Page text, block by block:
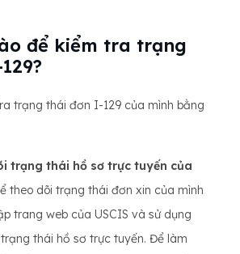
để kiểm tra trạng
trạng thái đơn I-129 của mình bằng
trạng thái hồ sơ trực tuyến của
theo dõi trạng thái đơn xin của mình
trang web của USCIS và sử dụng
thái hồ sơ trực tuyến. Để làm